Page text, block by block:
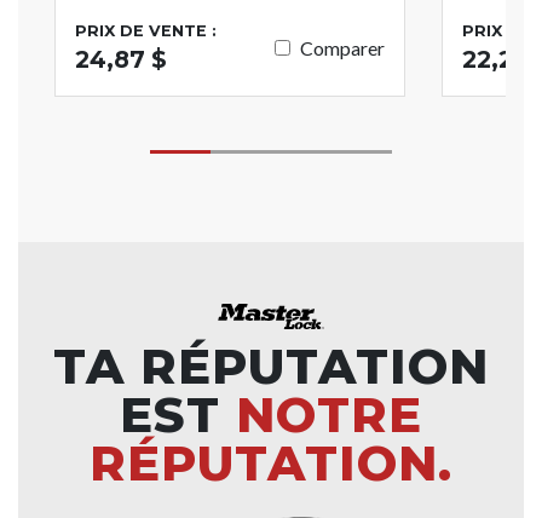
PRIX DE VENTE :
24,87 $ Comparer
PRIX DE
22,27
TA RÉPUTATION
EST NOTRE
RÉPUTATION.